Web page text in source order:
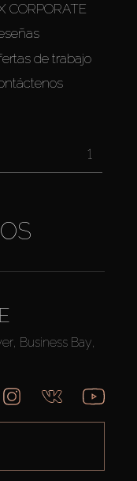
CORPORATE
de trabajo
1
Business Bay,